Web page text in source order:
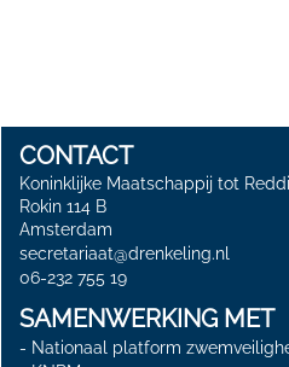
CONTACT
Koninklijke Maatschappij tot
Rokin 114 B
Amsterdam
secretariaat@drenkeling.nl
06-232 755 19
SAMENWERKING MET
- Nationaal platform